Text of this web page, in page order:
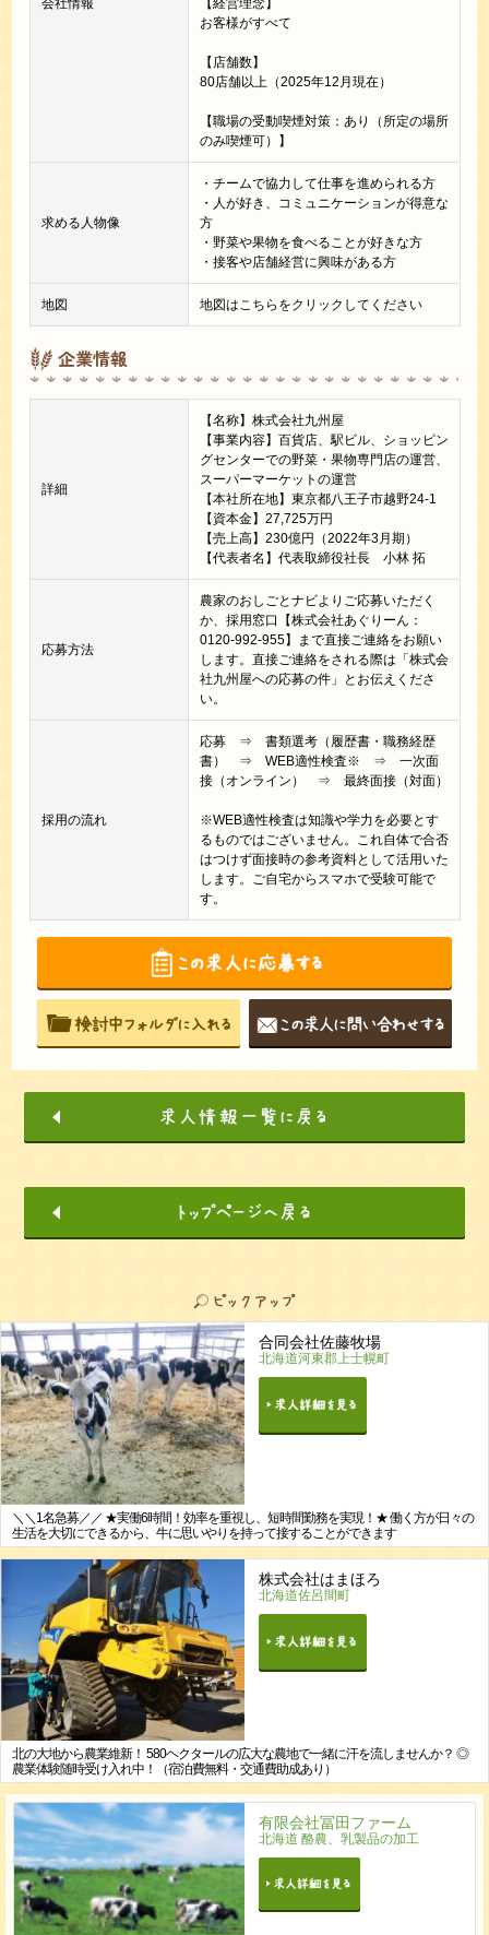
会社情報
【経営理念】
お客様がすべて
【店舗数】
80店舗以上（2025年12月現在）
【職場の受動喫煙対策：あり（所定の場所
のみ喫煙可）】
求める人物像
・チームで協力して仕事を進められる方
・人が好き、コミュニケーションが得意な
方
・野菜や果物を食べることが好きな方
・接客や店舗経営に興味がある方
地図 地図はこちらをクリックしてください
企業情報
詳細
【名称】株式会社九州屋
【事業内容】百貨店、駅ビル、ショッピン
グセンターでの野菜・果物専門店の運営、
スーパーマーケットの運営
【本社所在地】東京都八王子市越野24-1
【資本金】27,725万円
【売上高】230億円（2022年3月期）
【代表者名】代表取締役社長 小林 拓
応募方法
農家のおしごとナビよりご応募いただく
か、採用窓口【株式会社あぐりーん：
0120-992-955】まで直接ご連絡をお願い
します。直接ご連絡をされる際は「株式会
社九州屋への応募の件」とお伝えくださ
い。
採用の流れ
応募 ⇒ 書類選考（履歴書・職務経歴
書） ⇒ WEB適性検査※ ⇒ 一次面
接（オンライン） ⇒ 最終面接（対面）
※WEB適性検査は知識や学力を必要とす
るものではございません。これ自体で合否
はつけず面接時の参考資料として活用いた
します。ご自宅からスマホで受験可能で
す。
合同会社佐藤牧場
北海道河東郡上士幌町
＼＼1名急募／／ ★実働6時間！効率を重視し、短時間勤務を実現！★ 働く方が日々の
生活を大切にできるから、牛に思いやりを持って接することができます
株式会社はまほろ
北海道佐呂間町
北の大地から農業維新！ 580ヘクタールの広大な農地で一緒に汗を流しませんか？ ◎
農業体験随時受け入れ中！（宿泊費無料・交通費助成あり）
有限会社冨田ファーム
北海道 酪農、乳製品の加工